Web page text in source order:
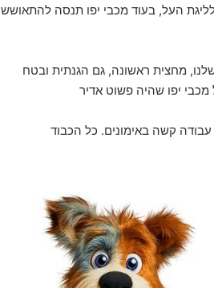
העל, בעוד מכבי יפו תנסה להתאושש
מחצית ראשונה, גם הגנתית ובטח
יפו שהיה פשוט אדיר
קשה באימונים. כל הכבוד